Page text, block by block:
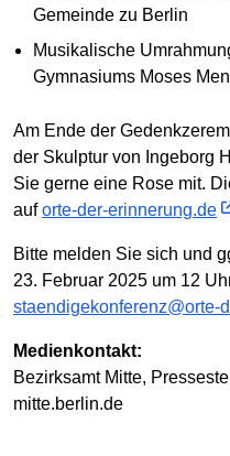
Gemeinde zu Berlin
Musikalische
Gymnasiums Moses
Am Ende der
der Skulptur von Ingeborg
Sie gerne eine Rose mit.
auforte-der-erinnerung.de
Bitte melden Sie sich und
23. Februar 2025 um 12
staendigekonferenz@orte-
Medienkontakt:
Bezirksamt Mitte,
mitte.berlin.de